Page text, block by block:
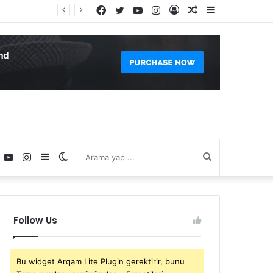
Bölmesi
Rastgele
Makale
Kayıt
Ol
Instagram
YouTube
Twitter
Facebook
yap
görünümü
Kenar
Bölmesi
Instagram
YouTube
Follow Us
Bu widget Arqam Lite Plugin gerektirir, bunu